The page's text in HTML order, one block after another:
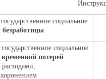
социальное
безработицы
социальное
временной потерей